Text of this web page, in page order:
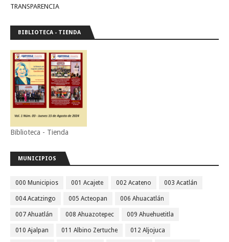
TRANSPARENCIA
BIBLIOTECA - TIENDA
Biblioteca - Tienda
MUNICIPIOS
000 Municipios 001 Acajete 002 Acateno 003 Acatlán
004 Acatzingo 005 Acteopan 006 Ahuacatlán
007 Ahuatlán 008 Ahuazotepec 009 Ahuehuetitla
010 Ajalpan 011 Albino Zertuche 012 Aljojuca